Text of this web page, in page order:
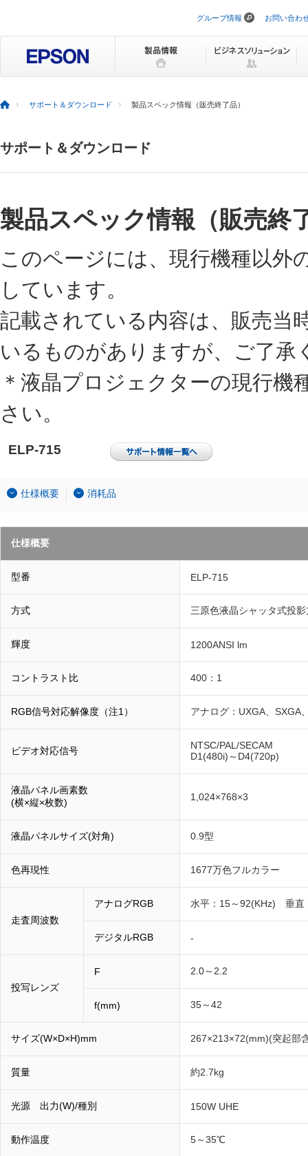
ビ
ョ
を
ス
グループ情報 お問い合わ
サポート＆ダウンロード 製品スペック情報（販売終了品）
サポート＆ダウンロード
製品スペック情報（販売終
このページには、現行機種以外
しています。
記載されている内容は、販売当
いるものがありますが、ご了承
＊液晶プロジェクターの現行機
さい。
ELP-715
仕様概要 消耗品
仕様概要
型番 ELP-715
方式 三原色液晶シャッタ式投
輝度 1200ANSI lm
コントラスト比 400：1
RGB信号対応解像度（注1） アナログ：UXGA、SXGA
ビデオ対応信号
NTSC/PAL/SECAM
D1(480i)～D4(720p)
液晶パネル画素数
(横×縦×枚数)
1,024×768×3
液晶パネルサイズ(対角) 0.9型
色再現性 1677万色フルカラー
走査周波数
アナログRGB 水平：15～92(KHz) 垂直
デジタルRGB -
投写レンズ
F 2.0～2.2
f(mm) 35～42
サイズ(W×D×H)mm 267×213×72(mm)(突起部
質量 約2.7kg
光源 出力(W)/種別 150W UHE
動作温度 5～35℃